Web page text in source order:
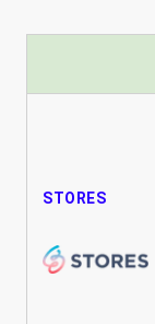
STORES